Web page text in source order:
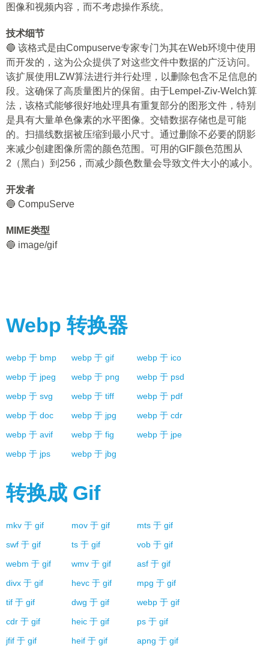
图像和视频内容，而不考虑操作系统。
技术细节
🔵 该格式是由Compuserve专家专门为其在Web环境中使用
而开发的，这为公众提供了对这些文件中数据的广泛访问。
该扩展使用LZW算法进行并行处理，以删除包含不足信息的
段。这确保了高质量图片的保留。由于Lempel-Ziv-Welch算
法，该格式能够很好地处理具有重复部分的图形文件，特别
是具有大量单色像素的水平图像。交错数据存储也是可能
的。扫描线数据被压缩到最小尺寸。通过删除不必要的阴影
来减少创建图像所需的颜色范围。可用的GIF颜色范围从
2（黑白）到256，而减少颜色数量会导致文件大小的减小。
开发者
🔵 CompuServe
MIME类型
🔵 image/gif
Webp 转换器
webp 于 bmp webp 于 gif webp 于 ico
webp 于 jpeg webp 于 png webp 于 psd
webp 于 svg webp 于 tiff webp 于 pdf
webp 于 doc webp 于 jpg webp 于 cdr
webp 于 avif webp 于 fig webp 于 jpe
webp 于 jps webp 于 jbg
转换成 Gif
mkv 于 gif mov 于 gif mts 于 gif
swf 于 gif ts 于 gif vob 于 gif
webm 于 gif wmv 于 gif asf 于 gif
divx 于 gif hevc 于 gif mpg 于 gif
tif 于 gif dwg 于 gif webp 于 gif
cdr 于 gif heic 于 gif ps 于 gif
jfif 于 gif heif 于 gif apng 于 gif